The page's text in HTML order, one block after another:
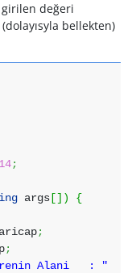
değeri
bellekten)
;
args [] )
{
;
;
Alani : "